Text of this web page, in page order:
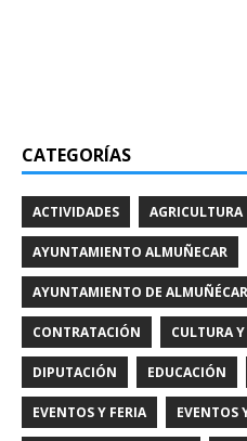
CATEGORÍAS
ACTIVIDADES AGRICULTURA
AYUNTAMIENTO ALMUÑECAR
AYUNTAMIENTO DE ALMUÑÉCAR
CONTRATACIÓN CULTURA
DIPUTACIÓN EDUCACIÓN
EVENTOS Y FERIA EVENTOS